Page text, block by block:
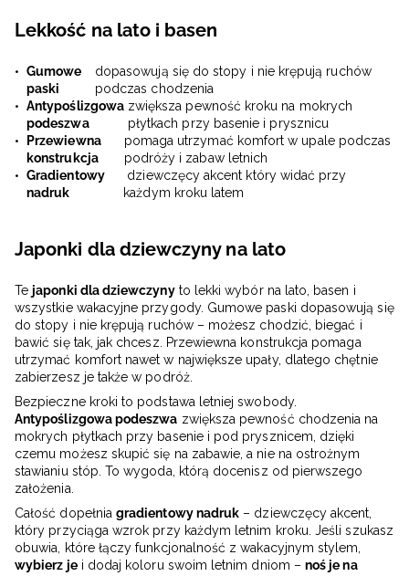
Lekkość na lato i basen
Gumowe
paski
dopasowują się do stopy i nie krępują ruchów
podczas chodzenia
Antypoślizgowa
podeszwa
zwiększa pewność kroku na mokrych
płytkach przy basenie i prysznicu
Przewiewna
konstrukcja
pomaga utrzymać komfort w upale podczas
podróży i zabaw letnich
Gradientowy
nadruk
dziewczęcy akcent który widać przy
każdym kroku latem
Japonki dla dziewczyny na lato
Te japonki dla dziewczynyto lekki wybór na lato, basen i
wszystkie wakacyjne przygody. Gumowe paski dopasowują się
do stopy i nie krępują ruchów – możesz chodzić, biegać i
bawić się tak, jak chcesz. Przewiewna konstrukcja pomaga
utrzymać komfort nawet w największe upały, dlatego chętnie
zabierzesz je także w podróż.
Bezpieczne kroki to podstawa letniej swobody.
Antypoślizgowa podeszwa zwiększa pewność chodzenia na
mokrych płytkach przy basenie i pod prysznicem, dzięki
czemu możesz skupić się na zabawie, a nie na ostrożnym
stawianiu stóp. To wygoda, którą docenisz od pierwszego
założenia.
Całość dopełniagradientowy nadruk – dziewczęcy akcent,
który przyciąga wzrok przy każdym letnim kroku. Jeśli szukasz
obuwia, które łączy funkcjonalność z wakacyjnym stylem,
wybierz jei dodaj koloru swoim letnim dniom –noś je na